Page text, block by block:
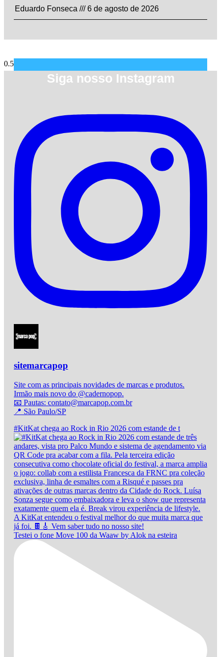
Eduardo Fonseca 6 de agosto de 2026
Siga nosso Instagram
sitemarcapop
Site com as principais novidades de marcas e produtos.
Irmão mais novo do @cadernopop.
📧 Pautas: contato@marcapop.com.br
📍 São Paulo/SP
#KitKat chega ao Rock in Rio 2026 com estande de t
Testei o fone Move 100 da Waaw by Alok na esteira